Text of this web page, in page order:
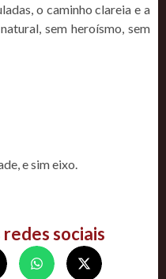
o caminho clareia e a
sem heroísmo, sem
e sim eixo.
sociais